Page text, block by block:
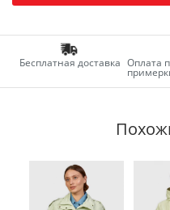
Бесплатная доставка Оплата